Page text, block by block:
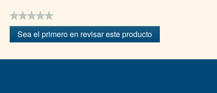
★★★★★
Sin
puntuación
Sea el primero en revisar este producto
.
esta